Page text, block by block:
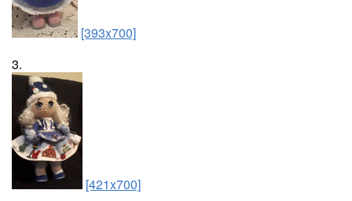
[393x700]
3.
[421x700]